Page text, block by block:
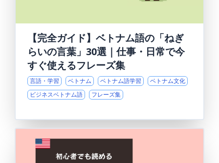
【完全ガイド】ベトナム語の「ねぎ
らいの言葉」30選｜仕事・日常で今
すぐ使えるフレーズ集
言語・学習 ベトナム ベトナム語学習
ベトナム文化
ビジネスベトナム語
フレーズ集